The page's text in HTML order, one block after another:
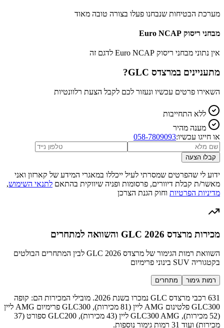
מערכת הבטיחות שנבחנו פעלו בצורה טובה מאוד
מבחני ריסוק Euro NCAP
אין נתוני מבחני ריסוק Euro NCAP לדגם זה
מתעניינים במרצדס GLC ?
השאירו פרטים עכשיו ונעזור לכם לקבל הצעת רלוונטיות
ללא התחייבות
מענה מהיר
או חייגו עכשיו:058-7809093
קבלו הצעה
ידוע לי שהפרטים שמסרתי לעיל ייכללו במאגרי המידע של קארזון ואני
מאשר/ת קבלת דיוורים, פרסומות ופניה שיווקית בהתאם לתנאי השימוש,
מדיניות הפרטיות וחוק הגנת הצרכן
מכירות מרצדס GLC 2026 והשוואה למתחרים
השוואת רמות הגימור של מרצדס GLC 2026 לבין המתחרים הבולטים
בקטגוריה SUV בינוני פרימיום
רמות גימור מתחרים
631 רכבי מרצדס GLC נמכרו בשנת 2026. מובילי המכירות הם: קופה
GLC300 פלטינום AMG ליין (81 מכירות), GLC300 פרימיום AMG ליין
(52 מכירות), GLC300 AMG ליין (43 מכירות), GLC200 ספורט (37
מכירות) ועוד 31 רמות גימור נוספות.